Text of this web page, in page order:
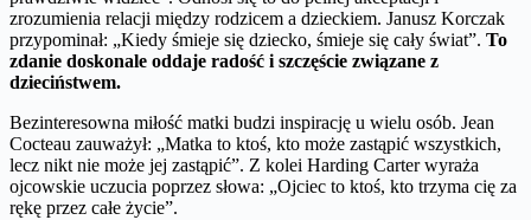
zrozumienia relacji między rodzicem a dzieckiem. Janusz Korczak
przypominał: „Kiedy śmieje się dziecko, śmieje się cały świat”. To
zdanie doskonale oddaje radość i szczęście związane z
dzieciństwem.
Bezinteresowna miłość matki budzi inspirację u wielu osób. Jean
Cocteau zauważył: „Matka to ktoś, kto może zastąpić wszystkich,
lecz nikt nie może jej zastąpić”. Z kolei Harding Carter wyraża
ojcowskie uczucia poprzez słowa: „Ojciec to ktoś, kto trzyma cię za
rękę przez całe życie”.